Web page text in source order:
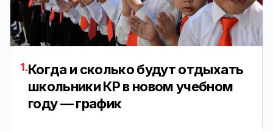
1.Когда и сколько будут отдыхать
школьники КР в новом учебном
году — график